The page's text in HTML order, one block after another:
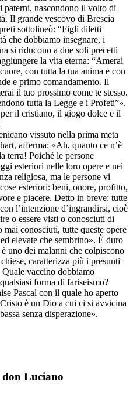
paterni, nascondono il volto di
Il grande vescovo di Brescia
sottolineò: “Figli diletti
che dobbiamo insegnare, i
si riducono a due soli precetti
la vita eterna: “Amerai
con tutta la tua anima e con
e primo comandamento. Il
il tuo prossimo come te stesso.
tutta la Legge e i Profeti”».
il cristiano, il giogo dolce e il
vissuto nella prima meta
afferma: «Ah, quanto ce n’è
terra! Poiché le persone
esteriori nelle loro opere e nei
religiosa, ma le persone vi
esteriori: beni, onore, profitto,
e piacere. Detto in breve: tutte
l’intenzione d’ingrandirsi, cioè
o essere visti o conosciuti di
mai conosciuti, tutte queste opere
elevate che sembrino». È duro
uno dei malanni che colpiscono
caratterizza più i presunti
vaccino dobbiamo
forma di fariseismo?
Pascal con il quale ho aperto
è un Dio a cui ci si avvicina
senza disperazione».
Luciano